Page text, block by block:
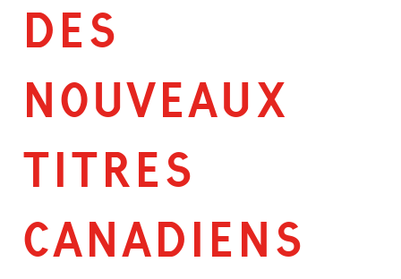
DES
NOUVEAUX
TITRES
CANADIENS